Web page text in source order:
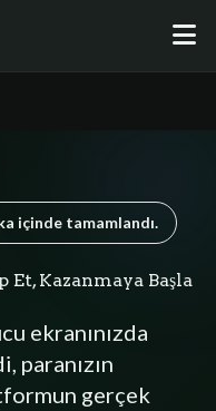
içinde tamamlandı.
Et, Kazanmaya Başla
ekranınızda
paranızın
gerçek